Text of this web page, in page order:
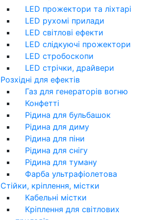
LED прожектори та ліхтарі
LED рухомі прилади
LED світлові ефекти
LED слідкуючі прожектори
LED стробоскопи
LED стрічки, драйвери
Розхідні для ефектів
Газ для генераторів вогню
Конфетті
Рідина для бульбашок
Рідина для диму
Рідина для піни
Рідина для снігу
Рідина для туману
Фарба ультрафіолетова
Стійки, кріплення, містки
Кабельні містки
Кріплення для світлових